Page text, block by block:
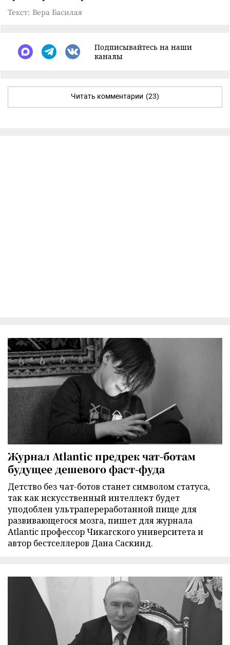
Текст: Вера Басилая
Подписывайтесь на наши
каналы
Читать комментарии (23)
Журнал Atlantic предрек чат-ботам
будущее дешевого фаст-фуда
Детство без чат-ботов станет символом статуса,
так как искусственный интеллект будет
уподоблен ультрапереработанной пище для
развивающегося мозга, пишет для журнала
Atlantic профессор Чикагского университета и
автор бестселлеров Дана Саскинд.